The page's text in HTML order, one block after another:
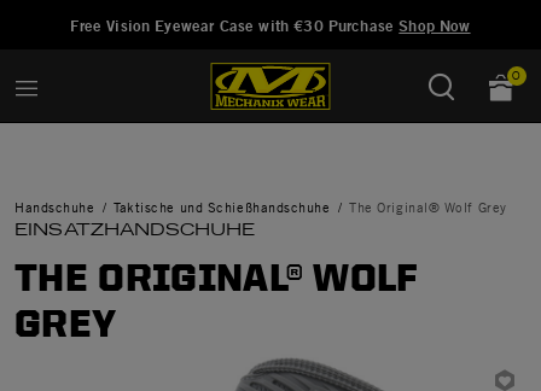
Free Vision Eyewear Case with €30 PurchaseShop Now
0
Handschuhe Taktische und Schießhandschuhe The Original® Wolf Grey
EINSATZHANDSCHUHE
THE ORIGINAL® WOLF
GREY
Hinzugefügt zu Wunschliste verwalten